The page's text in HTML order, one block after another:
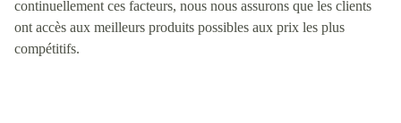
continuellement ces facteurs, nous nous assurons que les clients
ont accès aux meilleurs produits possibles aux prix les plus
compétitifs.